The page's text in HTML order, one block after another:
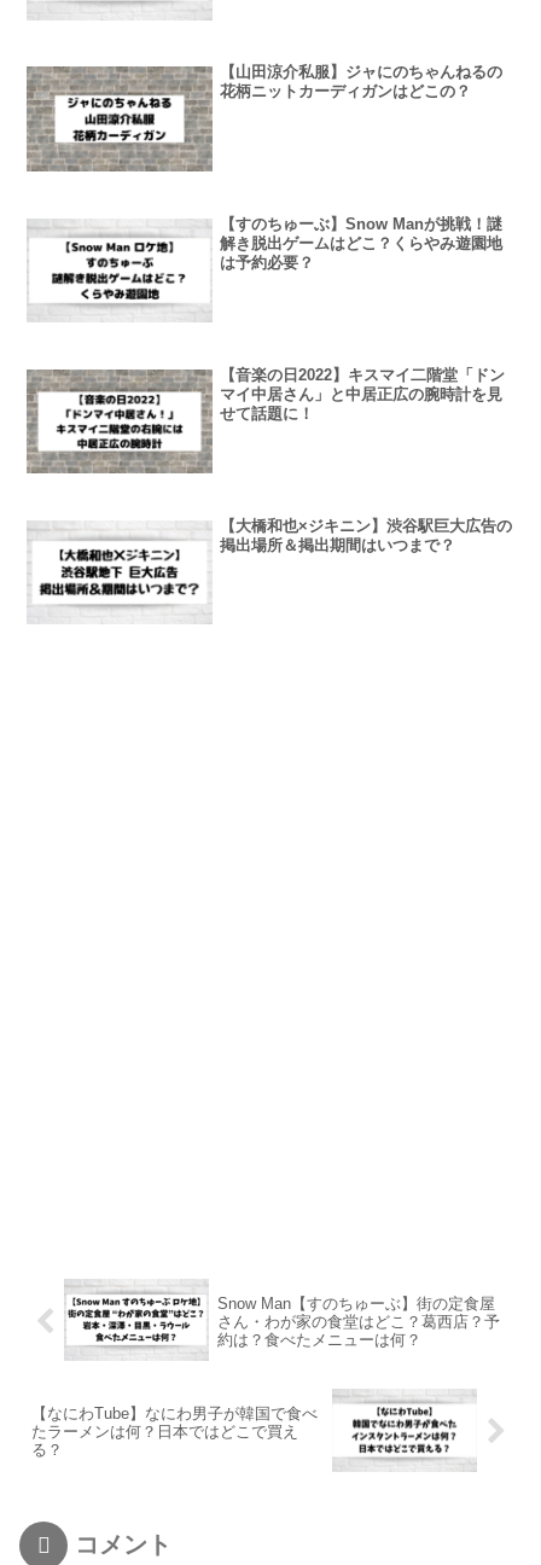
【山田涼介私服】ジャにのちゃんねるの
花柄ニットカーディガンはどこの？
【すのちゅーぶ】Snow Manが挑戦！謎
解き脱出ゲームはどこ？くらやみ遊園地
は予約必要？
【音楽の日2022】キスマイ二階堂「ドン
マイ中居さん」と中居正広の腕時計を見
せて話題に！
【大橋和也×ジキニン】渋谷駅巨大広告の
掲出場所＆掲出期間はいつまで？
Snow Man【すのちゅーぶ】街の定食屋
さん・わが家の食堂はどこ？葛西店？予
約は？食べたメニューは何？
【なにわTube】なにわ男子が韓国で食べ
たラーメンは何？日本ではどこで買え
る？
コメント